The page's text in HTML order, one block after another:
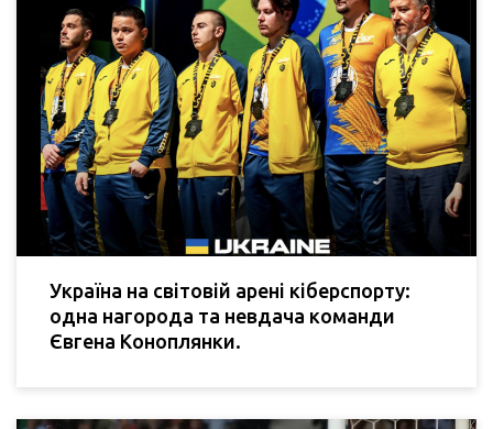
Україна на світовій арені кіберспорту:
одна нагорода та невдача команди
Євгена Коноплянки.